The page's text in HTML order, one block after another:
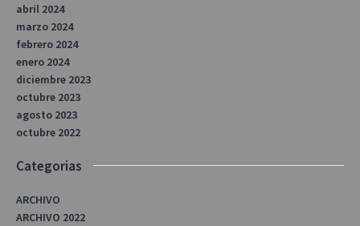
abril 2024
marzo 2024
febrero 2024
enero 2024
diciembre 2023
octubre 2023
agosto 2023
octubre 2022
Categorias
ARCHIVO
ARCHIVO 2022